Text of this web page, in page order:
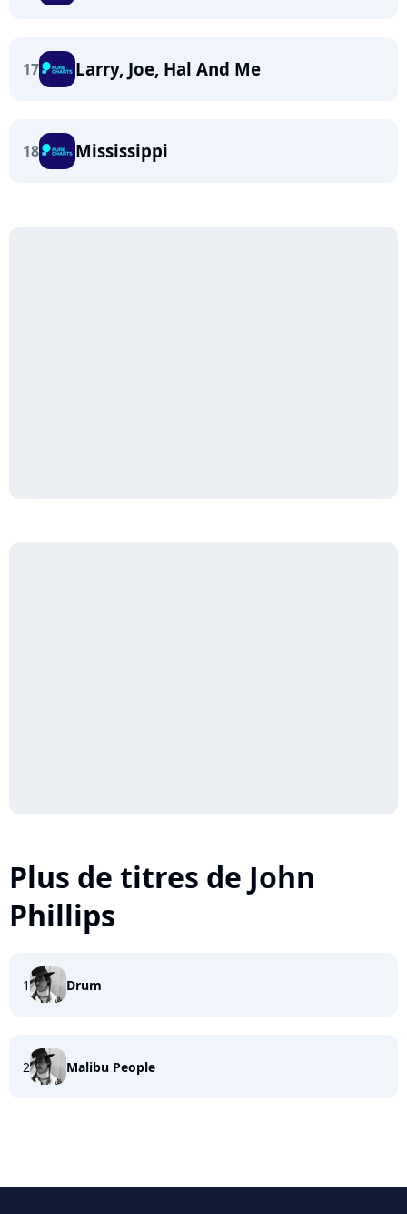
17 Larry, Joe, Hal And Me
18 Mississippi
Plus de titres de John
Phillips
1 Drum
2 Malibu People